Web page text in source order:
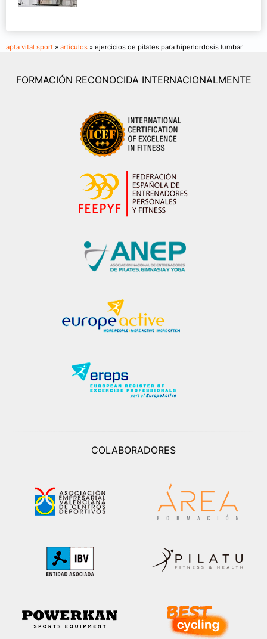
apta vital sport » articulos » ejercicios de pilates para hiperlordosis lumbar
FORMACIÓN RECONOCIDA INTERNACIONALMENTE
COLABORADORES